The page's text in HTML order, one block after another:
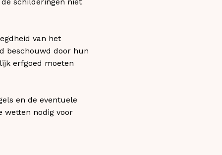
schilderingen niet
van het
beschouwd door hun
erfgoed moeten
en de eventuele
wetten nodig voor